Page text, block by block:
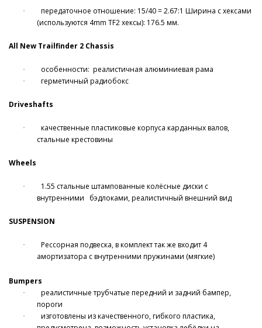
·
передаточное отношение: 15/40 = 2.67:1 Ширина с хексами
(используются 4mm TF2 хексы): 176.5 мм.
All New Trailfinder 2 Chassis
· особенности: реалистичная алюминиевая рама
· герметичный радиобокс
Driveshafts
·
качественные пластиковые корпуса карданных валов,
стальные крестовины
Wheels
·
1.55 стальные штампованные колёсные диски с
внутренними
бэдлоками,реалистичный внешний вид
SUSPENSION
·
Рессорная подвеска, в комплект так же входит 4
амортизатора с внутренними пружинами (мягкие)
Bumpers
·
реалистичные трубчатые передний и задний бампер,
пороги
·
изготовлены из качественного, гибкого пластика,